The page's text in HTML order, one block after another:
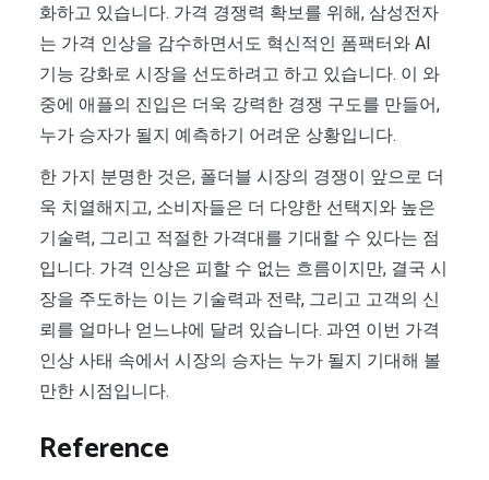
화하고 있습니다. 가격 경쟁력 확보를 위해, 삼성전자
는 가격 인상을 감수하면서도 혁신적인 폼팩터와 AI
기능 강화로 시장을 선도하려고 하고 있습니다. 이 와
중에 애플의 진입은 더욱 강력한 경쟁 구도를 만들어,
누가 승자가 될지 예측하기 어려운 상황입니다.
한 가지 분명한 것은, 폴더블 시장의 경쟁이 앞으로 더
욱 치열해지고, 소비자들은 더 다양한 선택지와 높은
기술력, 그리고 적절한 가격대를 기대할 수 있다는 점
입니다. 가격 인상은 피할 수 없는 흐름이지만, 결국 시
장을 주도하는 이는 기술력과 전략, 그리고 고객의 신
뢰를 얼마나 얻느냐에 달려 있습니다. 과연 이번 가격
인상 사태 속에서 시장의 승자는 누가 될지 기대해 볼
만한 시점입니다.
Reference